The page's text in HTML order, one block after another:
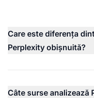
Care este diferența
Perplexity obișnuită?
Câte surse analizează